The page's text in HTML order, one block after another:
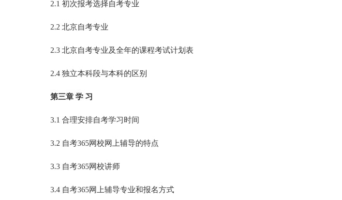
2.1 初次报考选择自考专业
2.2 北京自考专业
2.3 北京自考专业及全年的课程考试计划表
2.4 独立本科段与本科的区别
第三章 学 习
3.1 合理安排自考学习时间
3.2 自考365网校网上辅导的特点
3.3 自考365网校讲师
3.4 自考365网上辅导专业和报名方式